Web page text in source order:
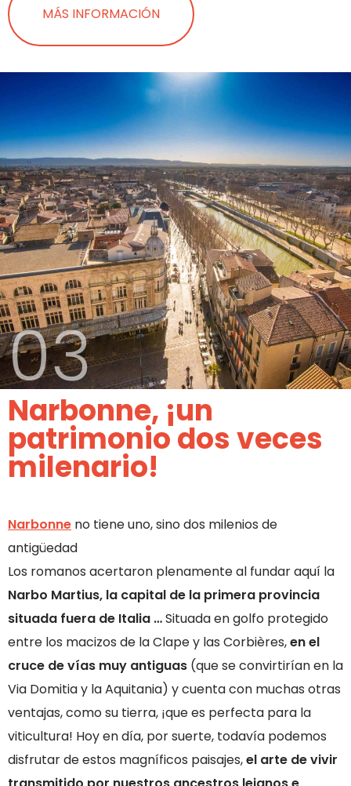
MÁS INFORMACIÓN
03
Narbonne, ¡un
patrimonio dos veces
milenario!
Narbonne no tiene uno, sino dos milenios de
antigüedad
Los romanos acertaron plenamente al fundar aquí la
Narbo Martius, la capital de la primera provincia
situada fuera de Italia …Situada en golfo protegido
entre los macizos de la Clape y las Corbières,en el
cruce de vías muy antiguas (que se convirtirían en la
Via Domitia y la Aquitania) y cuenta con muchas otras
ventajas, como su tierra, ¡que es perfecta para la
viticultura! Hoy en día, por suerte, todavía podemos
disfrutar de estos magníficos paisajes,el arte de vivir